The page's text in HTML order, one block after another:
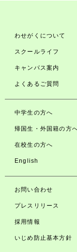
わせがくについて
スクールライフ
キャンパス案内
よくあるご質問
中学生の方へ
帰国生・外国籍の方
在校生の方へ
English
お問い合わせ
プレスリリース
採用情報
いじめ防止基本方針